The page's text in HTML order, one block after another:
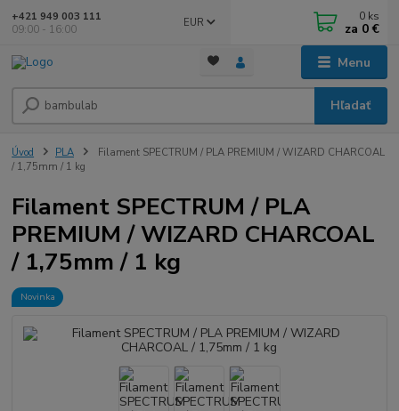
Menu
EUR
Hľadať
+421 949 003 111
09:00 - 16:00
0 ks
za 0 €
Úvod PLA
Filament SPECTRUM / PLA PREMIUM / WIZARD CHARCOAL
/ 1,75mm / 1 kg
Filament SPECTRUM / PLA
PREMIUM / WIZARD CHARCOAL
/ 1,75mm / 1 kg
Novinka